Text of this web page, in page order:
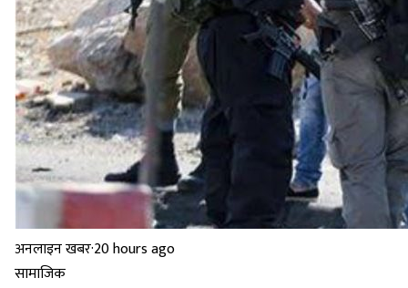
अनलाइन खबर·20 hours ago
सामाजिक